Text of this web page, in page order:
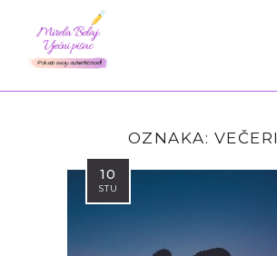
OZNAKA: VEČERI
10
STU